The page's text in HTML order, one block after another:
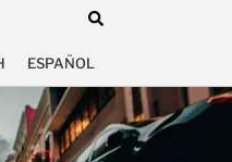
ESPAÑOL